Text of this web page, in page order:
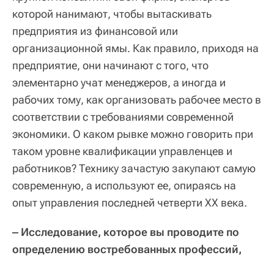
которой нанимают, чтобы вытаскивать
предприятия из финансовой или
организационной ямы. Как правило, приходя на
предприятие, они начинают с того, что
элементарно учат менеджеров, а иногда и
рабочих тому, как организовать рабочее место в
соответствии с требованиями современной
экономики. О каком рывке можно говорить при
таком уровне квалификации управленцев и
работников? Технику зачастую закупают самую
современную, а используют ее, опираясь на
опыт управления последней четверти ХХ века.
‒ Исследование, которое вы проводите по
определению востребованных профессий,